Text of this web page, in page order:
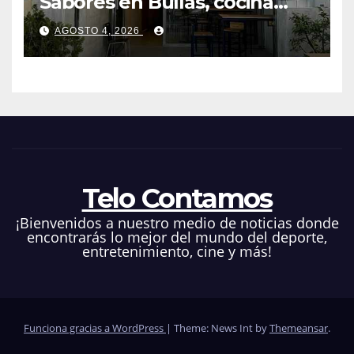
ecléctica
AGOSTO 4, 2026
Telo Contamos
¡Bienvenidos a nuestro medio de noticias donde
encontrarás lo mejor del mundo del deporte,
entretenimiento, cine y más!
Funciona gracias a WordPress | Theme: News Int byThemeansar.